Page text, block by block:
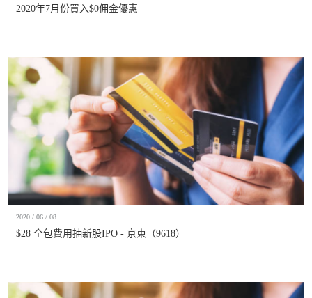
2020年7月份買入$0佣金優惠
2020 / 06 / 08
$28 全包費用抽新股IPO - 京東（9618）